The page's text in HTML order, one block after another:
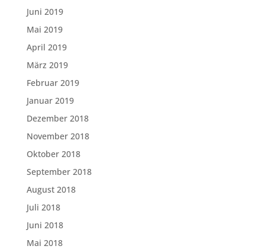
Juni 2019
Mai 2019
April 2019
März 2019
Februar 2019
Januar 2019
Dezember 2018
November 2018
Oktober 2018
September 2018
August 2018
Juli 2018
Juni 2018
Mai 2018